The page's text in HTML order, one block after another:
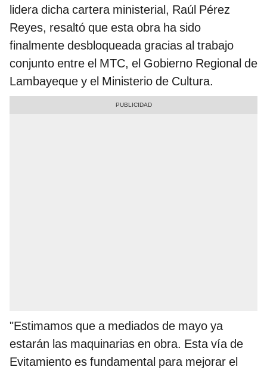
lidera dicha cartera ministerial, Raúl Pérez
Reyes, resaltó que esta obra ha sido
finalmente desbloqueada gracias al trabajo
conjunto entre el MTC, el Gobierno Regional de
Lambayeque y el Ministerio de Cultura.
"Estimamos que a mediados de mayo ya
estarán las maquinarias en obra. Esta vía de
Evitamiento es fundamental para mejorar el